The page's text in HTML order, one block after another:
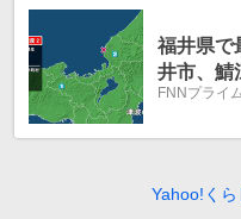
福井県
井市、鯖
FNNプライ
Yahoo!くら